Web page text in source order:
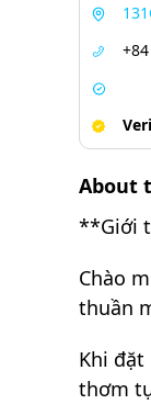
About
**Giới
Chào
thuần
Khi
thơm